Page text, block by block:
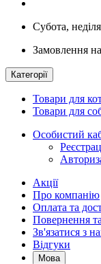
Субота,
Замовлення
Категорії
Товари для
Товари для
Особистий
Акції
Про компанію
Оплата та
Повернення та
Зв'язатися з
Відгуки
Мова